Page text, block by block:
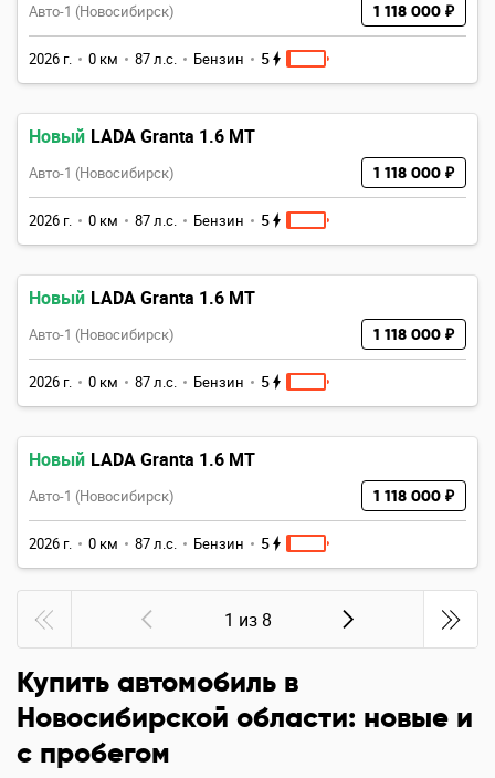
Авто-1 (Новосибирск) 1 118 000 ₽
2026 г. 0 км 87 л.с. Бензин 5
Новый LADA Granta 1.6 MT
Авто-1 (Новосибирск) 1 118 000 ₽
2026 г. 0 км 87 л.с. Бензин 5
Новый LADA Granta 1.6 MT
Авто-1 (Новосибирск) 1 118 000 ₽
2026 г. 0 км 87 л.с. Бензин 5
Новый LADA Granta 1.6 MT
Авто-1 (Новосибирск) 1 118 000 ₽
2026 г. 0 км 87 л.с. Бензин 5
1 из 8
Купить автомобиль в
Новосибирской области: новые и
с пробегом